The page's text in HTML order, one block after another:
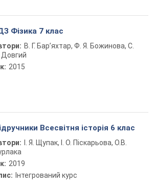
Фізика 7 клас
В. Г. Бар’яхтар, Ф. Я. Божинова, С.
Довгий
2015
Всесвітня історія 6 клас
І. Я. Щупак, І. О. Піскарьова, О.В.
2019
Інтегрований курс